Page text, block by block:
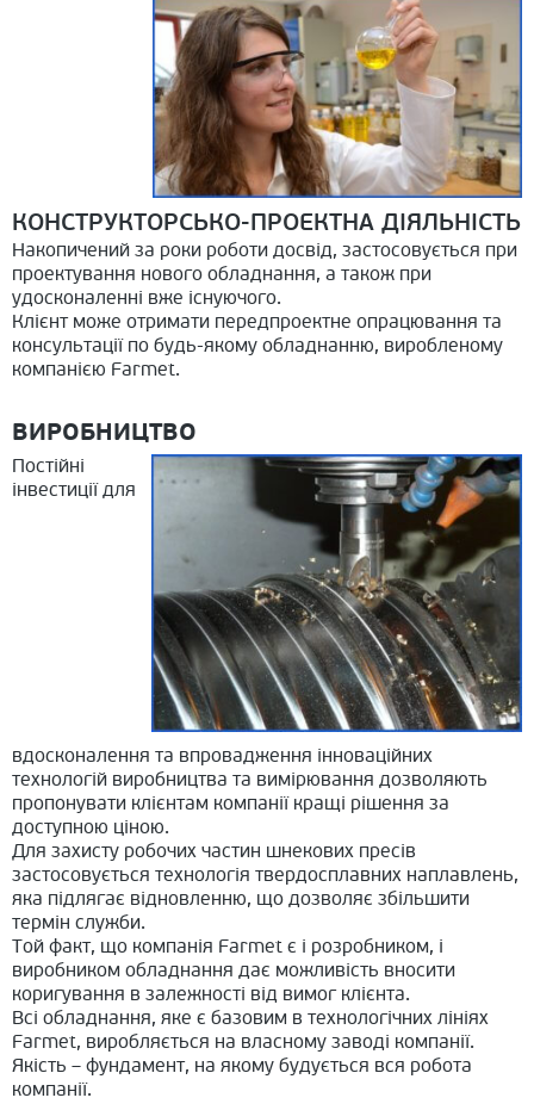
КОНСТРУКТОРСЬКО-ПРОЕКТНА ДІЯЛЬНІСТЬ
Накопичений за роки роботи досвід, застосовується при
проектування нового обладнання, а також при
удосконаленні вже існуючого.
Клієнт може отримати передпроектне опрацювання та
консультації по будь-якому обладнанню, виробленому
компанією Farmet.
ВИРОБНИЦТВО
Постійні
інвестиції для
вдосконалення та впровадження інноваційних
технологій виробництва та вимірювання дозволяють
пропонувати клієнтам компанії кращі рішення за
доступною ціною.
Для захисту робочих частин шнекових пресів
застосовується технологія твердосплавних наплавлень,
яка підлягає відновленню, що дозволяє збільшити
термін служби.
Той факт, що компанія Farmet є і розробником, і
виробником обладнання дає можливість вносити
коригування в залежності від вимог клієнта.
Всі обладнання, яке є базовим в технологічних лініях
Farmet, виробляється на власному заводі компанії.
Якість – фундамент, на якому будується вся робота
компанії.